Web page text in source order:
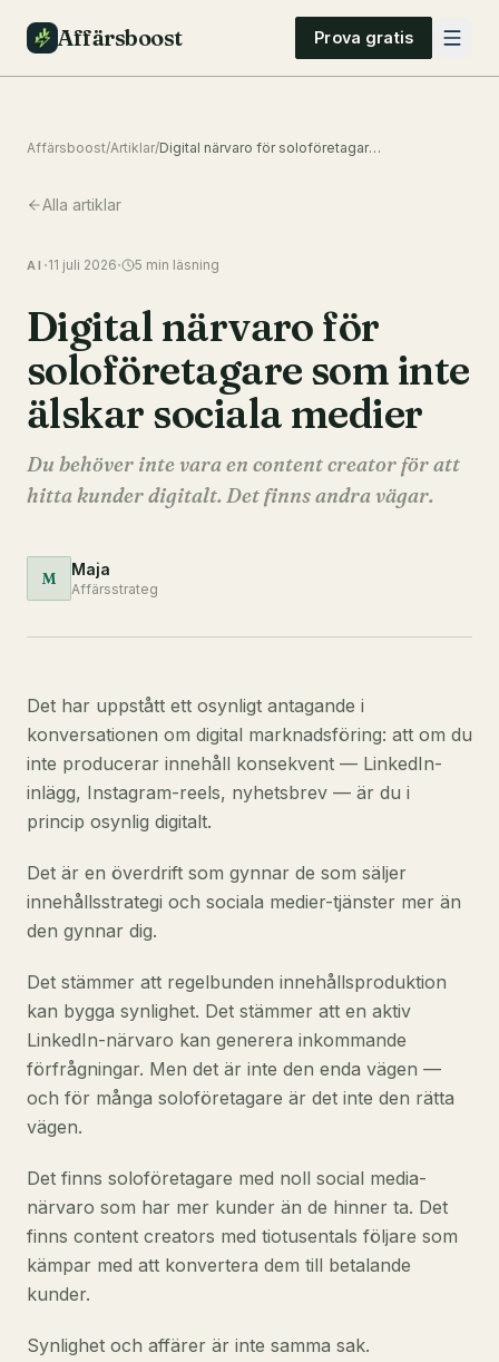
Affärsboost Prova gratis
Affärsboost/Artiklar/ Digital närvaro för soloföretagare som inte älskar sociala medier
Alla artiklar
AI ·11 juli 2026· 5 min läsning
Digital närvaro för
soloföretagare som inte
älskar sociala medier
Du behöver inte vara en content creator för att
hitta kunder digitalt. Det finns andra vägar.
M Maja
Affärsstrateg
Det har uppstått ett osynligt antagande i
konversationen om digital marknadsföring: att om du
inte producerar innehåll konsekvent — LinkedIn-
inlägg, Instagram-reels, nyhetsbrev — är du i
princip osynlig digitalt.
Det är en överdrift som gynnar de som säljer
innehållsstrategi och sociala medier-tjänster mer än
den gynnar dig.
Det stämmer att regelbunden innehållsproduktion
kan bygga synlighet. Det stämmer att en aktiv
LinkedIn-närvaro kan generera inkommande
förfrågningar. Men det är inte den enda vägen —
och för många soloföretagare är det inte den rätta
vägen.
Det finns soloföretagare med noll social media-
närvaro som har mer kunder än de hinner ta. Det
finns content creators med tiotusentals följare som
kämpar med att konvertera dem till betalande
kunder.
Synlighet och affärer är inte samma sak.